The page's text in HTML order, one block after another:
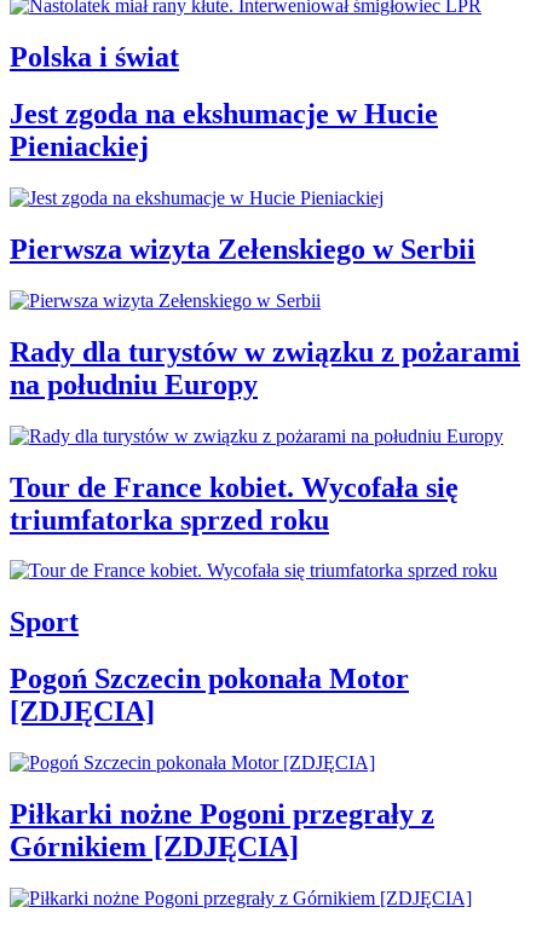
Polska i świat
Jest zgoda na ekshumacje w Hucie
Pieniackiej
Pierwsza wizyta Zełenskiego w Serbii
Rady dla turystów w związku z pożarami
na południu Europy
Tour de France kobiet. Wycofała się
triumfatorka sprzed roku
Sport
Pogoń Szczecin pokonała Motor
[ZDJĘCIA]
Piłkarki nożne Pogoni przegrały z
Górnikiem [ZDJĘCIA]